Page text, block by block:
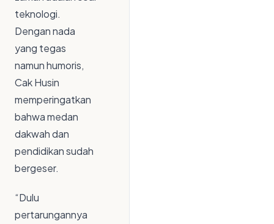
teknologi.
Dengan nada
yang tegas
namun humoris,
Cak Husin
memperingatkan
bahwa medan
dakwah dan
pendidikan sudah
bergeser.
“Dulu
pertarungannya